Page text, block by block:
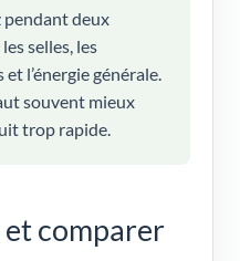
pendant deux
selles, les
l’énergie générale.
souvent mieux
trop rapide.
comparer